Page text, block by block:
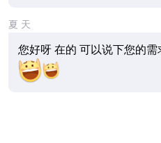
夏 天
您好呀 在的 可以说下您的